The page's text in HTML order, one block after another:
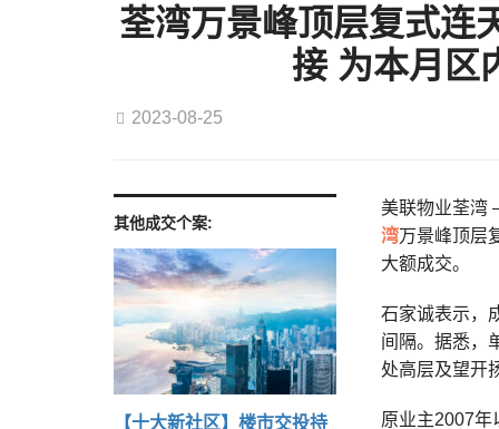
荃湾万景峰顶层复式连
接 为本月区
2023-08-25
其他成交个案:
【十大新社区】楼市交投持
美联物业荃湾
湾万景峰顶层
大额成交。
石家诚表示，
间隔。据悉，
处高层及望开
原业主2007年